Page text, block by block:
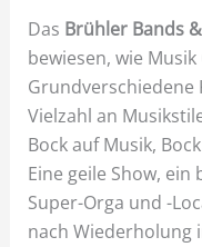
Das Brühler Bands
bewiesen, wie
Grundverschiedene
Vielzahl an
Bock auf Musik,
Eine geile Show,
Super-Orga und -
nach Wiederholung